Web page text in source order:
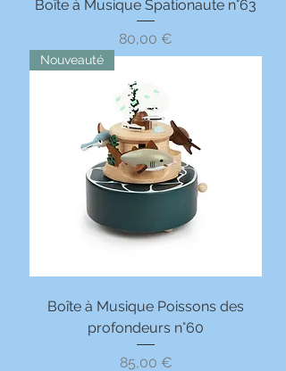
Boîte à Musique Spationaute n°63
Prix
80,00 €
Nouveauté
Boîte à Musique Poissons des
profondeurs n°60
Prix
85,00 €